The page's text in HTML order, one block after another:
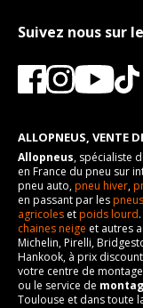
Suivez nous sur
ALLOPNEUS, VENTE
Allopneus, spécialiste
en France du pneu sur
pneu auto,pneu hiver,
en passant par les
agricoles etpoids lourd
chaines neige et autres
Michelin, Pirelli,
Hankook, à prix
votre centre de
ou le service de
Toulouse et dans toute